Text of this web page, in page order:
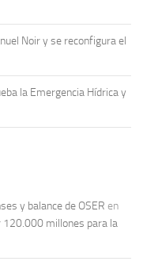
Noir y se reconfigura el
la Emergencia Hídrica y
y balance de OSER en
120.000 millones para la